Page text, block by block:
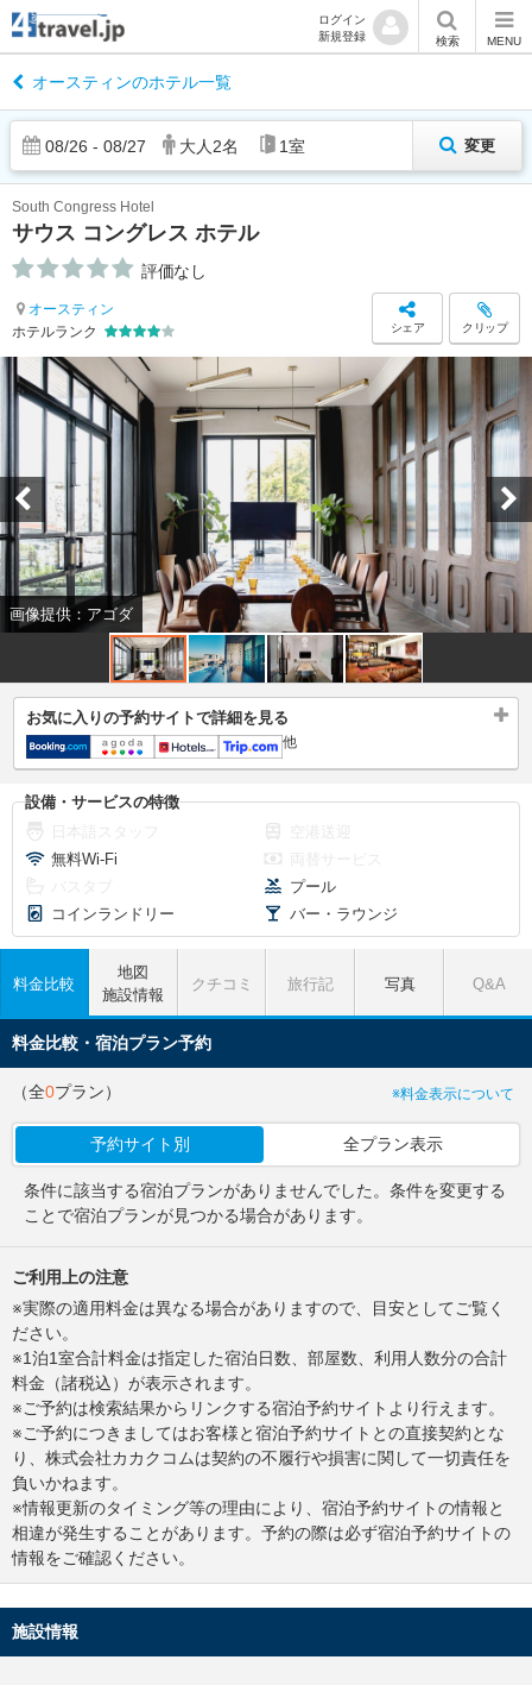
ログイン
新規登録
検索 MENU
オースティンのホテル一覧
08/26 - 08/27 大人 2名 1室 変更
サウス コングレス ホテル
South Congress Hotel
評価なし
オースティン
ホテルランク
シェア クリップ
画像提供：アゴダ
お気に入りの予約サイトで詳細を見る
他
設備・サービスの特徴
無料Wi-Fi
プール
コインランドリー
バー・ラウンジ
料金比較
地図
施設情報
クチコミ 旅行記 写真 Q&A
料金比較・宿泊プラン予約
（全0プラン） ※料金表示について
予約サイト別 全プラン表示
条件に該当する宿泊プランがありませんでした。条件を変更する
ことで宿泊プランが見つかる場合があります。
ご利用上の注意
※実際の適用料金は異なる場合がありますので、目安としてご覧く
ださい。
※1泊1室合計料金は指定した宿泊日数、部屋数、利用人数分の合計
料金（諸税込）が表示されます。
※ご予約は検索結果からリンクする宿泊予約サイトより行えます。
※ご予約につきましてはお客様と宿泊予約サイトとの直接契約とな
り、株式会社カカクコムは契約の不履行や損害に関して一切責任を
負いかねます。
※情報更新のタイミング等の理由により、宿泊予約サイトの情報と
相違が発生することがあります。予約の際は必ず宿泊予約サイトの
情報をご確認ください。
施設情報